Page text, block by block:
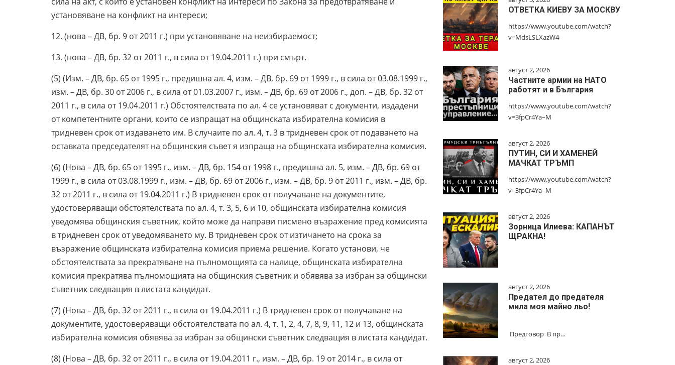
установяване на конфликт на интереси;
12. (нова – ДВ, бр. 9 от 2011 г.) при установяване на неизбираемост;
13. (нова – ДВ, бр. 32 от 2011 г., в сила от 19.04.2011 г.) при смърт.
(5) (Изм. – ДВ, бр. 65 от 1995 г., предишна ал. 4, изм. – ДВ, бр. 69 от 1999 г., в сила от 03.08.1999 г.,
изм. – ДВ, бр. 30 от 2006 г., в сила от 01.03.2007 г., изм. – ДВ, бр. 69 от 2006 г., доп. – ДВ, бр. 32 от
2011 г., в сила от 19.04.2011 г.) Обстоятелствата по ал. 4 се установяват с документи, издадени
от компетентните органи, които се изпращат на общинската избирателна комисия в
тридневен срок от издаването им. В случаите по ал. 4, т. 3 в тридневен срок от подаването на
оставката председателят на общинския съвет я изпраща на общинската избирателна комисия.
(6) (Нова – ДВ, бр. 65 от 1995 г., изм. – ДВ, бр. 154 от 1998 г., предишна ал. 5, изм. – ДВ, бр. 69 от
1999 г., в сила от 03.08.1999 г., изм. – ДВ, бр. 69 от 2006 г., изм. – ДВ, бр. 9 от 2011 г., изм. – ДВ, бр.
32 от 2011 г., в сила от 19.04.2011 г.) В тридневен срок от получаване на документите,
удостоверяващи обстоятелствата по ал. 4, т. 3, 5, 6 и 10, общинската избирателна комисия
уведомява общинския съветник, който може да направи писмено възражение пред комисията
в тридневен срок от уведомяването му. В тридневен срок от изтичането на срока за
възражение общинската избирателна комисия приема решение. Когато установи, че
обстоятелствата за прекратяване на пълномощията са налице, общинската избирателна
комисия прекратява пълномощията на общинския съветник и обявява за избран за общински
съветник следващия в листата кандидат.
(7) (Нова – ДВ, бр. 32 от 2011 г., в сила от 19.04.2011 г.) В тридневен срок от получаване на
документите, удостоверяващи обстоятелствата по ал. 4, т. 1, 2, 4, 7, 8, 9, 11, 12 и 13, общинската
избирателна комисия обявява за избран за общински съветник следващия в листата кандидат.
(8) (Нова – ДВ, бр. 32 от 2011 г., в сила от 19.04.2011 г., изм. – ДВ, бр. 19 от 2014 г., в сила от
ОТВЕТКА КИЕВУ ЗА МОСКВУ
https://www.youtube.com/watch?
v=MdsLSLXazW4
август 2, 2026
Частните армии на НАТО
работят и в България
https://www.youtube.com/watch?
v=3fpCr4Ya–M
август 2, 2026
ПУТИН, СИ И ХАМЕНЕЙ
МАЧКАТ ТРЪМП
https://www.youtube.com/watch?
v=3fpCr4Ya–M
август 2, 2026
Зорница Илиева: КАПАНЪТ
ЩРАКНА!
август 2, 2026
Предател до предателя
мила моя майно льо!
Предговор В пр…
август 2, 2026